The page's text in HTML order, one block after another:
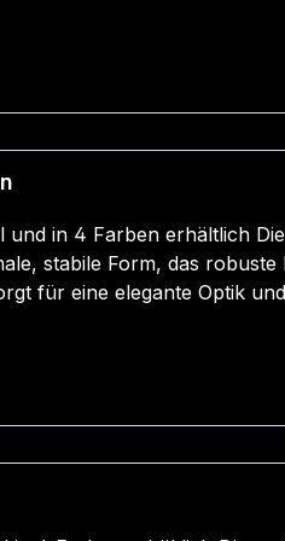
erhältlich Diese hochwertige
stabile Form, das robuste
für eine elegante Optik
dem Design zusätzliche
festen Griff liegt die